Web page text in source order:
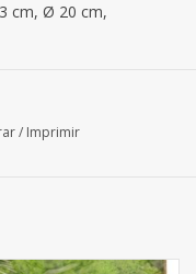
cm, Ø 20 cm,
/ Imprimir